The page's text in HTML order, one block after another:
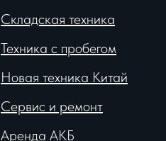
Складская техника
Техника с пробегом
Новая техника Китай
Сервис и ремонт
Аренда АКБ